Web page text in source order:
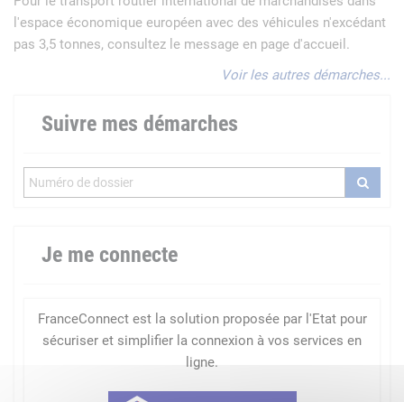
l'espace économique européen avec des véhicules n'excédant
pas 3,5 tonnes, consultez le message en page d'accueil.
Voir les autres démarches...
Suivre mes démarches
Je me connecte
FranceConnect est la solution proposée par l'Etat pour
sécuriser et simplifier la connexion à vos services en
ligne.